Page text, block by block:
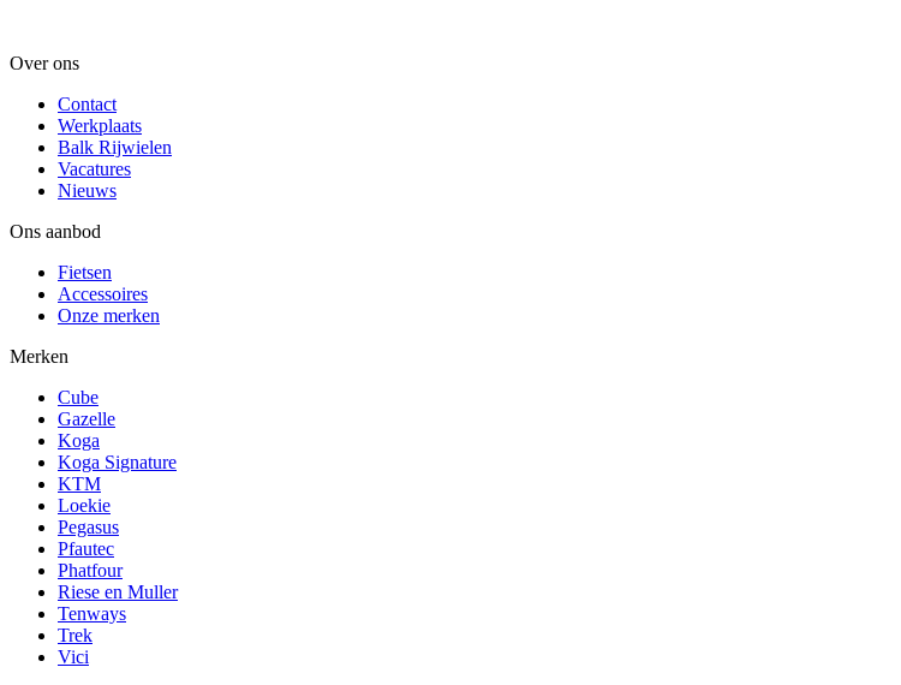
Over ons
Contact
Werkplaats
Balk Rijwielen
Vacatures
Nieuws
Ons aanbod
Fietsen
Accessoires
Onze merken
Merken
Cube
Gazelle
Koga
Koga Signature
KTM
Loekie
Pegasus
Pfautec
Phatfour
Riese en Muller
Tenways
Trek
Vici